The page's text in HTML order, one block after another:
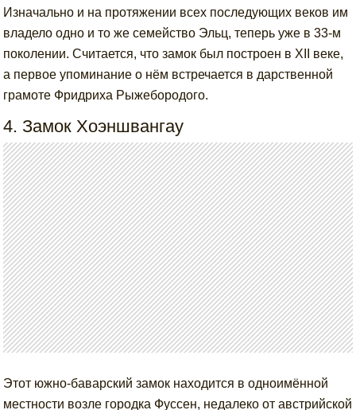
Изначально и на протяжении всех последующих веков им
владело одно и то же семейство Эльц, теперь уже в 33-м
поколении. Считается, что замок был построен в XII веке,
а первое упоминание о нём встречается в дарственной
грамоте Фридриха Рыжебородого.
4. Замок Хоэншвангау
Этот южно-баварский замок находится в одноимённой
местности возле городка Фуссен, недалеко от австрийской